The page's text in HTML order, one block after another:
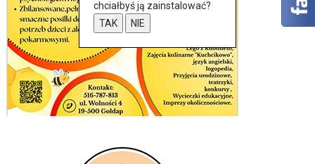
chciałbyś ją zainstalować?
TAK
NIE